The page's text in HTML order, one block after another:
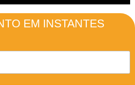
EM INSTANTES